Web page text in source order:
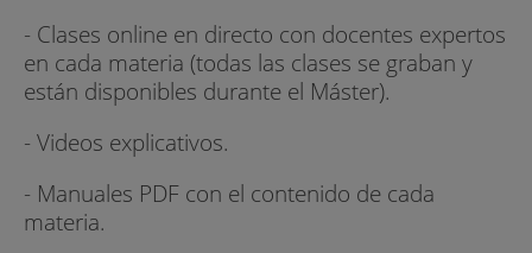
- Clases online en directo con docentes expertos
en cada materia (todas las clases se graban y
están disponibles durante el Máster).
- Videos explicativos.
- Manuales PDF con el contenido de cada
materia.